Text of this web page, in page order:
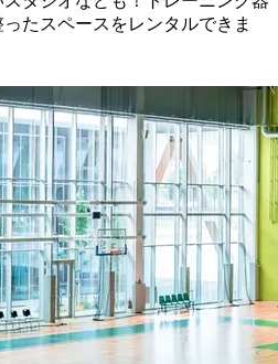
たスペースをレンタルできま